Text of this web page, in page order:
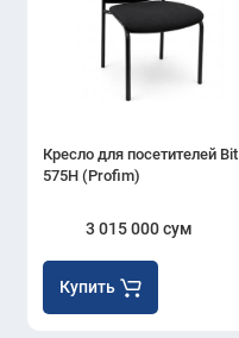
Кресло для посетителей Bit
575H (Profim)
3 015 000 сум
Купить